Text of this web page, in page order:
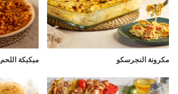
مكرونة النجرسكو مبكبكة اللحم